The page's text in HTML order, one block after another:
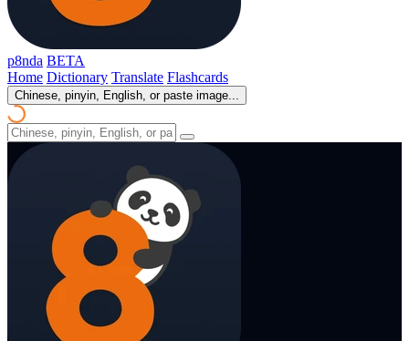
p8nda BETA
Home Dictionary Translate Flashcards
Chinese, pinyin, English, or paste image...